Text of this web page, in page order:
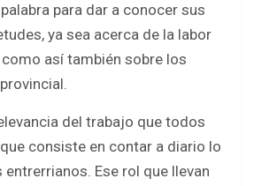
para dar a conocer sus
ya sea acerca de la labor
así también sobre los
del trabajo que todos
consiste en contar a diario lo
entrerrianos. Ese rol que llevan